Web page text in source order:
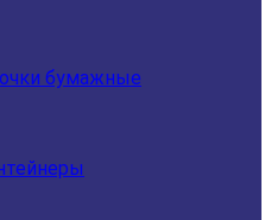
бумажные